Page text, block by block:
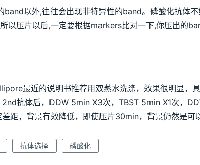
band以外,往往会出现非特异性的band。磷酸化抗体
以压片以后,一定要根据markers比对一下,你压出的
最近的说明书推荐用双蒸水洗涤，效果很明显，
抗体后，DDW 5min X3次，TBST 5min X1次，
距，背景有效降低，即使压片30min，背景仍然是可
抗体选择 磷酸化